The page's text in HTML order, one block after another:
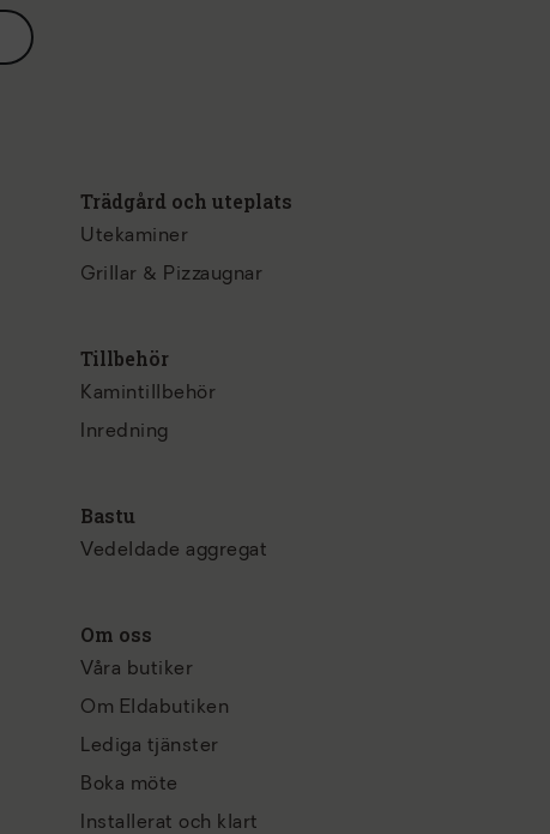
Trädgård och uteplats
Utekaminer
Grillar & Pizzaugnar
Tillbehör
Kamintillbehör
Inredning
Bastu
Vedeldade aggregat
Om oss
Våra butiker
Om Eldabutiken
Lediga tjänster
Boka möte
Installerat och klart